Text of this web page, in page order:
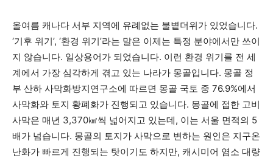
올여름 캐나다 서부 지역에 유례없는 불볕더위가 있었습니다.
‘기후 위기’, ‘환경 위기’라는 말은 이제는 특정 분야에서만 쓰이
지 않습니다. 일상용어가 되었습니다. 이런 환경 위기를 전 세
계에서 가장 심각하게 겪고 있는 나라가 몽골입니다. 몽골 정
부 산하 사막화방지연구소에 따르면 몽골 국토 중 76.9%에서
사막화와 토지 황폐화가 진행되고 있습니다. 몽골에 접한 고비
사막은 매년 3,370㎢씩 넓어지고 있는데, 이는 서울 면적의 5
배가 넘습니다. 몽골의 토지가 사막으로 변하는 원인은 지구온
난화가 빠르게 진행되는 탓이기도 하지만, 캐시미어 염소 대량